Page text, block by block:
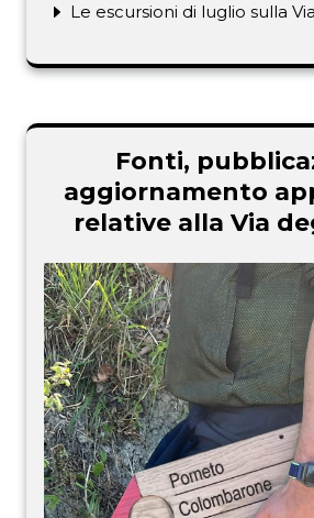
Fonti,
aggiornamento
relative alla Via
Le escursioni di luglio sulla